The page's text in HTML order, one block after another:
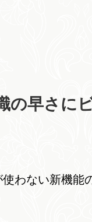
の早さに
わない新機能